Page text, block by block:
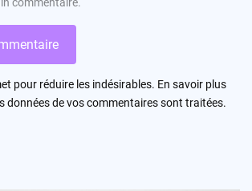
commentaire.
pour réduire les indésirables. En savoir plus
données de vos commentaires sont traitées.